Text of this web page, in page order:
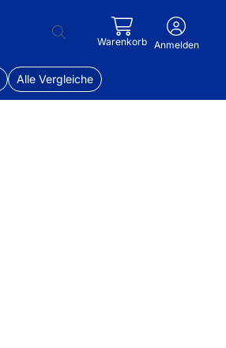
Warenkorb Anmelden
Alle Vergleiche